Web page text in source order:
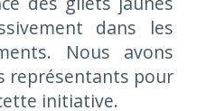
dans les
Nous avons
représentants pour
initiative.